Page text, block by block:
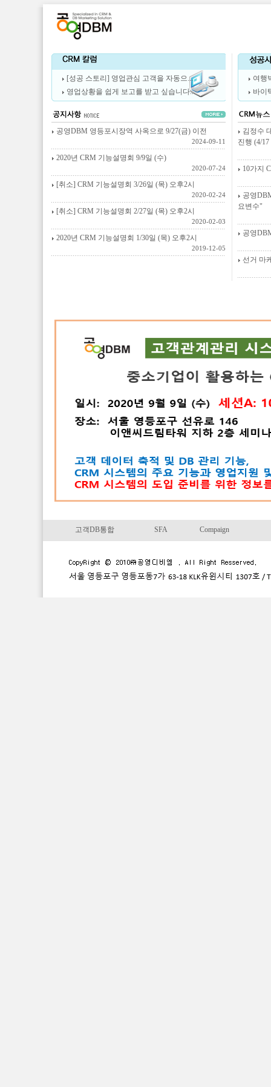
[성공 스토리] 영업관심 고객을 자동으...
영업상황을 쉽게 보고를 받고 싶습니다...
공영DBM 영등포시장역 사옥으로 9/27(금) 이전
2024-09-11
2020년 CRM 기능설명회 9/9일 (수)
2020-07-24
[취소] CRM 기능설명회 3/26일 (목) 오후2시
2020-02-24
[취소] CRM 기능설명회 2/27일 (목) 오후2시
2020-02-03
2020년 CRM 기능설명회 1/30일 (목) 오후2시
2019-12-05
여행
바이
김정수
진행 (4/
10가지
공영
요변수"
공영
선거 마
고객DB통합 SFA Compaign